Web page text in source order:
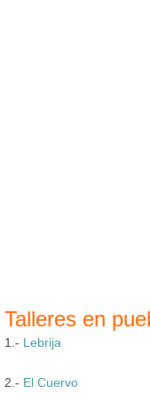
Talleres en
1.- Lebrija
2.- El Cuervo